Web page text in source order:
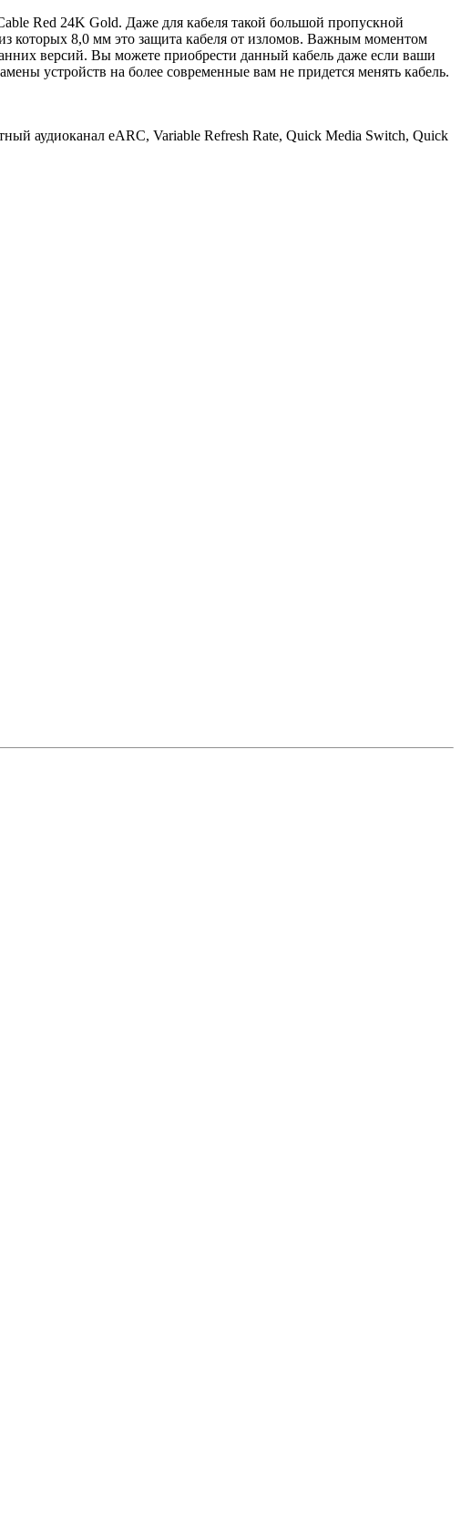
Red 24K Gold. Даже для кабеля такой большой пропускной
которых 8,0 мм это защита кабеля от изломов. Важным моментом
версий. Вы можете приобрести данный кабель даже если ваши
устройств на более современные вам не придется менять кабель.
аудиоканал eARC, Variable Refresh Rate, Quick Media Switch, Quick